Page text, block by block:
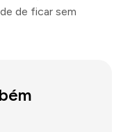
de ficar sem